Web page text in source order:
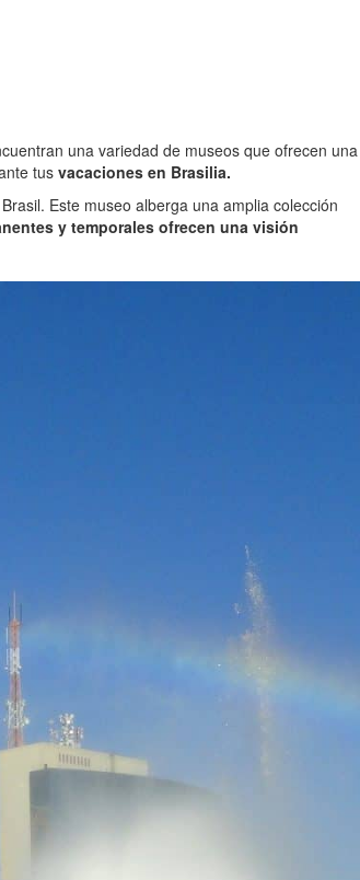
una variedad de museos que ofrecen una
tus vacaciones en Brasilia.
Este museo alberga una amplia colección
y temporales ofrecen una visión